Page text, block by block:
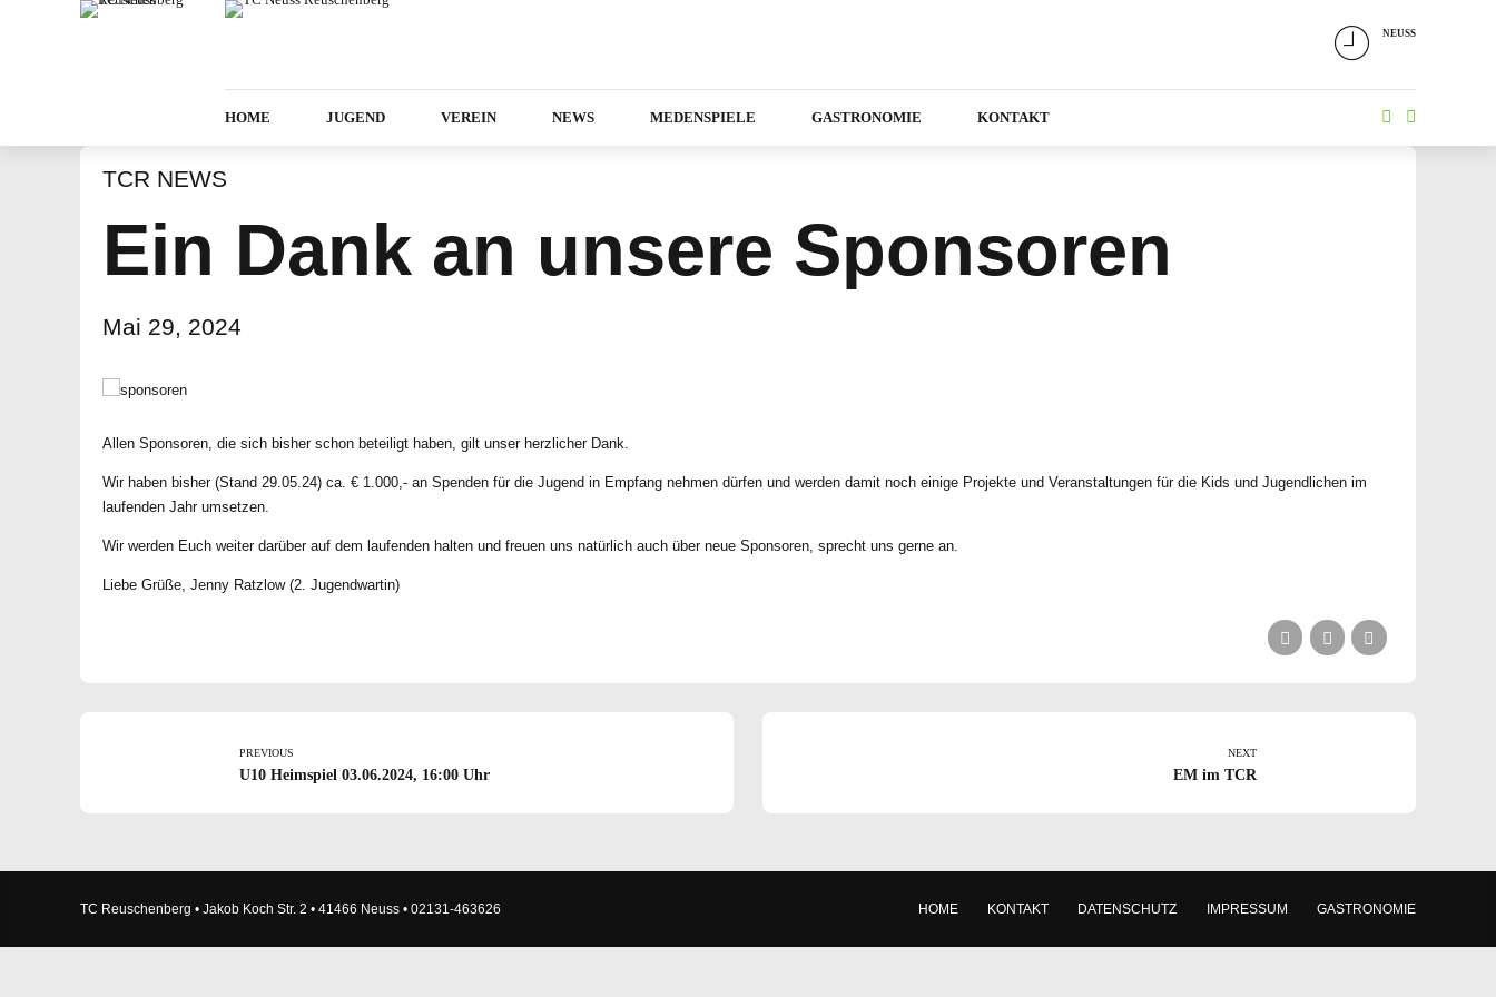
NEUSS
HOME JUGEND VEREIN NEWS MEDENSPIELE GASTRONOMIE KONTAKT
TCR NEWS
Ein Dank an unsere Sponsoren
Mai 29, 2024
Allen Sponsoren, die sich bisher schon beteiligt haben, gilt unser herzlicher Dank.
Wir haben bisher (Stand 29.05.24) ca. € 1.000,- an Spenden für die Jugend in Empfang nehmen dürfen und werden damit noch einige Projekte und Veranstaltungen für die Kids und Jugendlichen im
laufenden Jahr umsetzen.
Wir werden Euch weiter darüber auf dem laufenden halten und freuen uns natürlich auch über neue Sponsoren, sprecht uns gerne an.
Liebe Grüße, Jenny Ratzlow (2. Jugendwartin)
PREVIOUS
U10 Heimspiel 03.06.2024, 16:00 Uhr
NEXT
EM im TCR
TC Reuschenberg • Jakob Koch Str. 2 • 41466 Neuss • 02131-463626 HOME KONTAKT DATENSCHUTZ IMPRESSUM GASTRONOMIE